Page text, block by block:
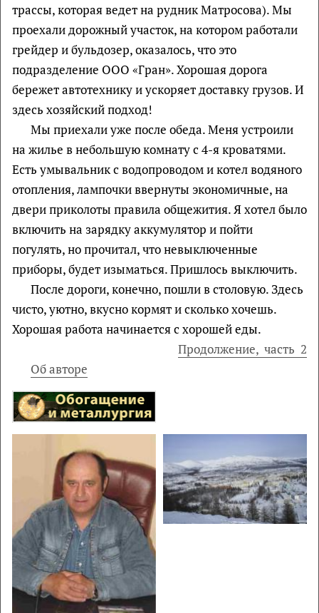
трассы, которая ведет на рудник Матросова). Мы
проехали дорожный участок, на котором работали
грейдер и бульдозер, оказалось, что это
подразделение ООО «Гран». Хорошая дорога
бережет автотехнику и ускоряет доставку грузов. И
здесь хозяйский подход!
Мы приехали уже после обеда. Меня устроили
на жилье в небольшую комнату с 4-я кроватями.
Есть умывальник с водопроводом и котел водяного
отопления, лампочки ввернуты экономичные, на
двери приколоты правила общежития. Я хотел было
включить на зарядку аккумулятор и пойти
погулять, но прочитал, что невыключенные
приборы, будет изыматься. Пришлось выключить.
После дороги, конечно, пошли в столовую. Здесь
чисто, уютно, вкусно кормят и сколько хочешь.
Хорошая работа начинается с хорошей еды.
Продолжение, часть 2
Об авторе